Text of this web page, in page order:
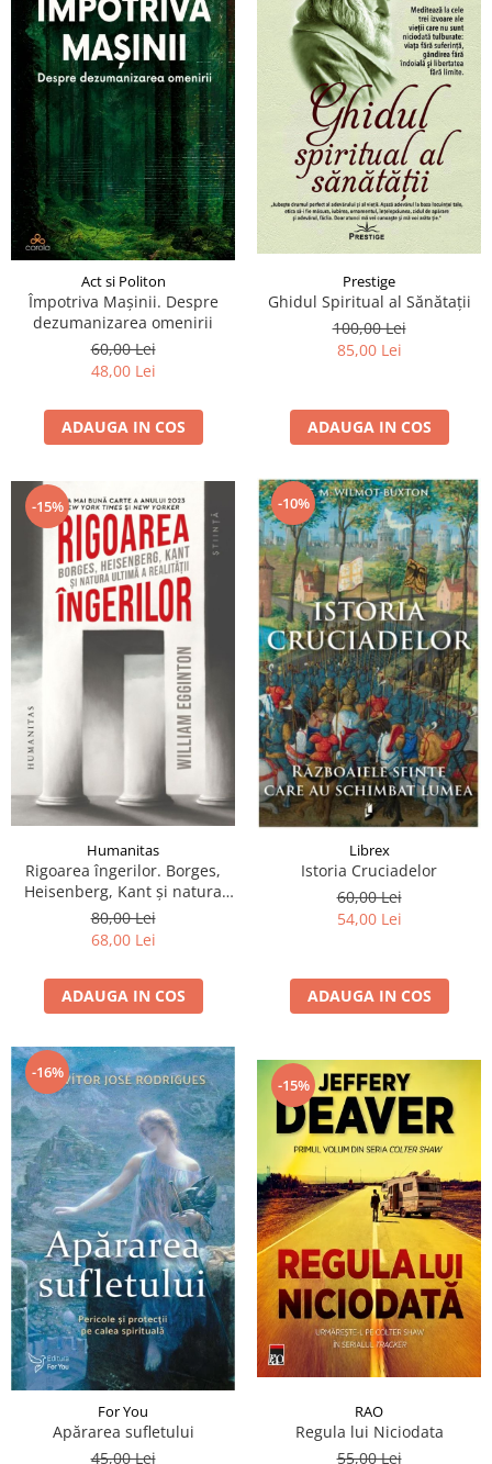
Act si Politon
Împotriva Mașinii. Despre
dezumanizarea omenirii
60,00 Lei
48,00 Lei
ADAUGA IN COS
Prestige
Ghidul Spiritual al Sănătații
100,00 Lei
85,00 Lei
ADAUGA IN COS
-15%
Humanitas
Rigoarea îngerilor. Borges,
Heisenberg, Kant şi natura
ultimă a realităţii
80,00 Lei
68,00 Lei
ADAUGA IN COS
-10%
Librex
Istoria Cruciadelor
60,00 Lei
54,00 Lei
ADAUGA IN COS
-16%
For You
Apărarea sufletului
45,00 Lei
-15%
RAO
Regula lui Niciodata
55,00 Lei